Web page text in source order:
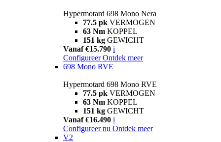
Hypermotard 698 Mono Nera
77.5 pk VERMOGEN
63 Nm KOPPEL
151 kg GEWICHT
Vanaf €15.790 i
Configureer Ontdek meer
698 Mono RVE
Hypermotard 698 Mono RVE
77.5 pk VERMOGEN
63 Nm KOPPEL
151 kg GEWICHT
Vanaf €16.490 i
Configureer nu Ontdek meer
V2